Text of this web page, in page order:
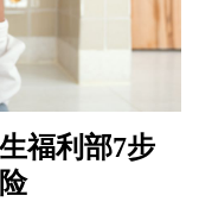
福利部7步